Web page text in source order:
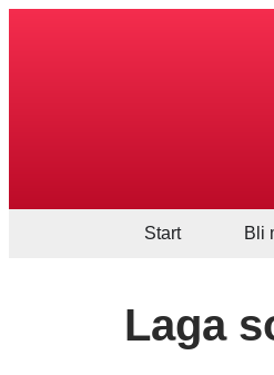
Start Bli
Laga